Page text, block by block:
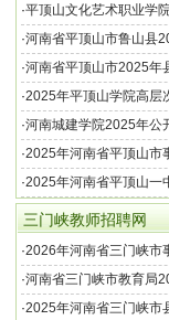
·平顶山文化艺术职业学
·河南省平顶山市鲁山县
告
·河南省平顶山市2025年
教师招聘公告
·2025年平顶山学院高层
·河南城建学院2025年公
·2025年河南省平顶山市
·2025年河南省平顶山一
告
三门峡教师招聘网
·2026年河南省三门峡市
·河南省三门峡市教育局
名公告
·2025年河南省三门峡市